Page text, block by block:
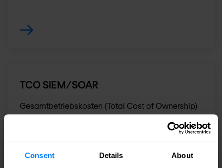
Consent Details About
TCO SIEM/SOAR
Gesamtbetriebskosten (Total Cost of Ownership)